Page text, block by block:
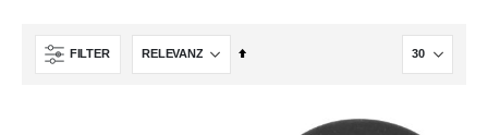
FILTER
In